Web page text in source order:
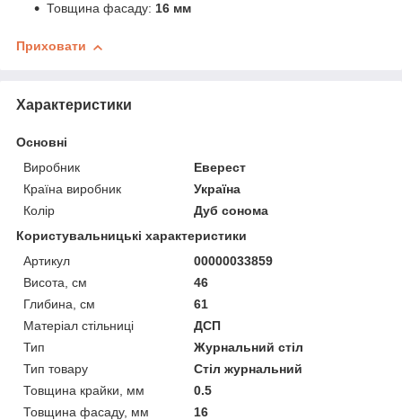
Товщина фасаду: 16 мм
Приховати
Характеристики
Основні
Виробник
Еверест
Країна виробник
Україна
Колір
Дуб сонома
Користувальницькі характеристики
Артикул
00000033859
Висота, см
46
Глибина, см
61
Матеріал стільниці
ДСП
Тип
Журнальний стіл
Тип товару
Стіл журнальний
Товщина крайки, мм
0.5
Товщина фасаду, мм
16